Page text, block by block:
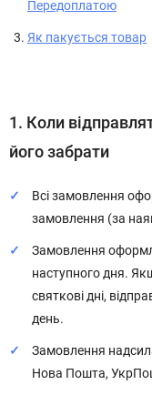
Передоплатою
Як пакується товар
1. Коли
його забрати
Всі замовлення
замовлення (за
Замовлення
наступного дня.
святкові дні,
день.
Замовлення
Нова Пошта,